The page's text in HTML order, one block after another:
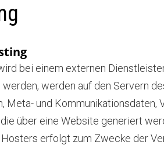
bei einem externen
werden auf den Servern
Meta- und
über eine Website generiert
Hosters erfolgt zum Zwecke der